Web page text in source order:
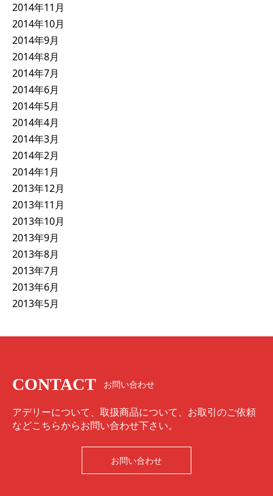
2014年11月
2014年10月
2014年9月
2014年8月
2014年7月
2014年6月
2014年5月
2014年4月
2014年3月
2014年2月
2014年1月
2013年12月
2013年11月
2013年10月
2013年9月
2013年8月
2013年7月
2013年6月
2013年5月
CONTACT お問い合わせ
アデリーについて、取扱商品について、お取引のご依頼
などこちらからお問い合わせ下さい。
お問い合わせ